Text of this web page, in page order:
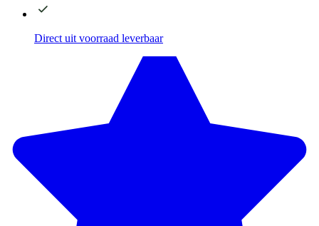
Direct uit voorraad leverbaar